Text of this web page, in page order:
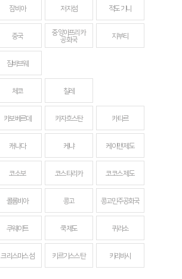
잠비아 저지섬 적도 기니
중국
중앙아프리카
공화국
지부티
짐바브웨
체코 칠레
카보베르데 카자흐스탄 카타르
캐나다 케냐 케이맨 제도
코소보 코스타리카 코코스 제도
콜롬비아 콩고 콩고민주공화국
쿠웨이트 쿡 제도 퀴라소
크리스마스섬 키르기스스탄 키리바시